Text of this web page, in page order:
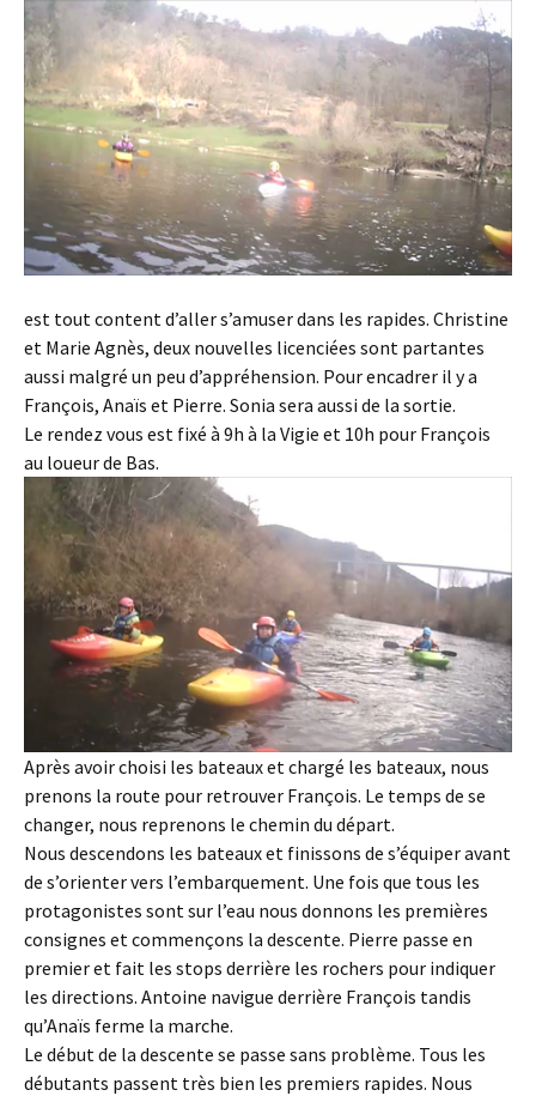
est tout content d’aller s’amuser dans les rapides. Christine
et Marie Agnès, deux nouvelles licenciées sont partantes
aussi malgré un peu d’appréhension. Pour encadrer il y a
François, Anaïs et Pierre. Sonia sera aussi de la sortie.
Le rendez vous est fixé à 9h à la Vigie et 10h pour François
au loueur de Bas.
Après avoir choisi les bateaux et chargé les bateaux, nous
prenons la route pour retrouver François. Le temps de se
changer, nous reprenons le chemin du départ.
Nous descendons les bateaux et finissons de s’équiper avant
de s’orienter vers l’embarquement. Une fois que tous les
protagonistes sont sur l’eau nous donnons les premières
consignes et commençons la descente. Pierre passe en
premier et fait les stops derrière les rochers pour indiquer
les directions. Antoine navigue derrière François tandis
qu’Anaïs ferme la marche.
Le début de la descente se passe sans problème. Tous les
débutants passent très bien les premiers rapides. Nous